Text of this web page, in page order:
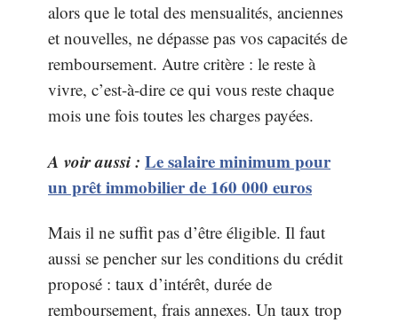
alors que le total des mensualités, anciennes
et nouvelles, ne dépasse pas vos capacités de
remboursement. Autre critère : le reste à
vivre, c’est-à-dire ce qui vous reste chaque
mois une fois toutes les charges payées.
A voir aussi : Le salaire minimum pour
un prêt immobilier de 160 000 euros
Mais il ne suffit pas d’être éligible. Il faut
aussi se pencher sur les conditions du crédit
proposé : taux d’intérêt, durée de
remboursement, frais annexes. Un taux trop